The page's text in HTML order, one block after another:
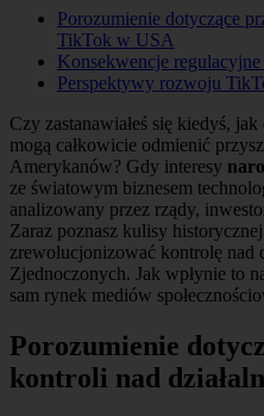
Porozumienie dotyczące
TikTok w USA
Konsekwencje
Perspektywy rozwoju
Czy zastanawiałeś się kiedyś,
mogą całkowicie odmienić
Amerykanów? Gdy interesy
ze światowym biznesem
analizowany przez rządy,
Zaraz poznasz kulisy
zrewolucjonizować kontrolę nad
Zjednoczonych. Jak wpłynie to
sam rynek mediów
Porozumienie
kontroli nad